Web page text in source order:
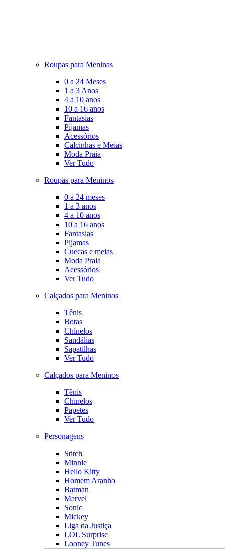
Roupas para Meninas
0 a 24 Meses
1 a 3 Anos
4 a 10 anos
10 a 16 anos
Fantasias
Pijamas
Acessórios
Calcinhas e Meias
Moda Praia
Ver Tudo
Roupas para Meninos
0 a 24 meses
1 a 3 anos
4 a 10 anos
10 a 16 anos
Fantasias
Pijamas
Cuecas e meias
Moda Praia
Acessórios
Ver Tudo
Calçados para Meninas
Tênis
Botas
Chinelos
Sandálias
Sapatilhas
Ver Tudo
Calçados para Meninos
Tênis
Chinelos
Papetes
Ver Tudo
Personagens
Stitch
Minnie
Hello Kitty
Homem Aranha
Batman
Marvel
Sonic
Mickey
Liga da Justiça
LOL Surprise
Looney Tunes